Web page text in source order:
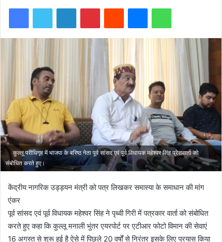
कुल्लू परीधिगृह में भाजपा के बरिष्ठ नेता पूर्व सांसद एवं पूर्व विधायक महेश्वर सिंह प्रेसवार्ता को
संबोधित करते हुए।
केंद्रीय नागरिक उड्ड़यन मंत्री को पत्र लिखकर समास्या के समाधान की मांग
एंकर
पूर्व सांसद एवं पूर्व विधायक महेश्वर सिंह ने पृथ्वी गिरी में पत्रकार वार्ता को संबोधित
करते हुए कहा कि कुल्लू मनाली भुंतर एयरपोर्ट पर एटीआर फोटो विमान की सेवाएं
16 अगस्त से शुरू हुई है ऐसे में पिछले 20 वर्षों से निरंतर इसके लिए प्रयास किया